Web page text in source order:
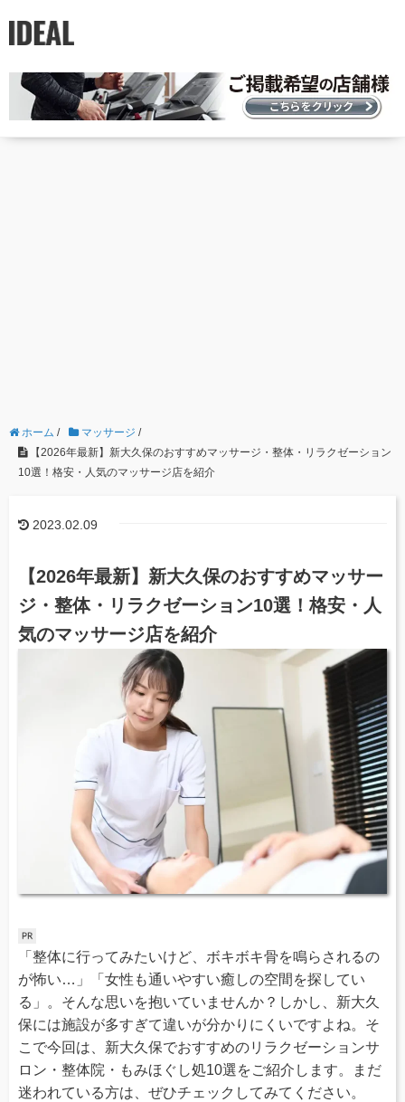
ホーム / マッサージ /
【2026年最新】新大久保のおすすめマッサージ・整体・リラクゼーション
10選！格安・人気のマッサージ店を紹介
2023.02.09
【2026年最新】新大久保のおすすめマッサー
ジ・整体・リラクゼーション10選！格安・人
気のマッサージ店を紹介
「整体に行ってみたいけど、ボキボキ骨を鳴らされるの
が怖い…」「女性も通いやすい癒しの空間を探してい
る」。そんな思いを抱いていませんか？しかし、新大久
保には施設が多すぎて違いが分かりにくいですよね。そ
こで今回は、新大久保でおすすめのリラクゼーションサ
ロン・整体院・もみほぐし処10選をご紹介します。まだ
迷われている方は、ぜひチェックしてみてください。